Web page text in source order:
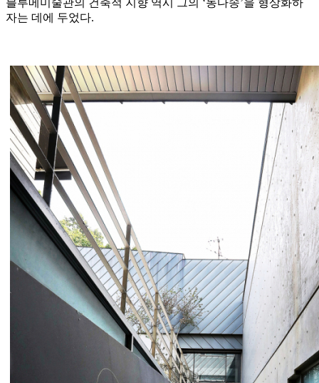
블루메미술관의 건축적 지향 역시 그의 ‘동다송’을 형상화하
자는 데에 두었다.